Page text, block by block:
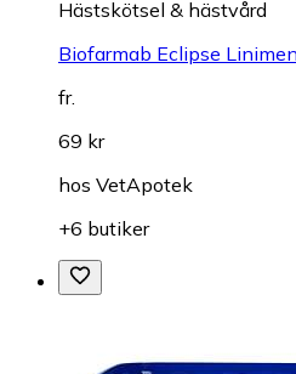
Hästskötsel & hästvård
Biofarmab Eclipse
fr.
69 kr
hos VetApotek
+6 butiker